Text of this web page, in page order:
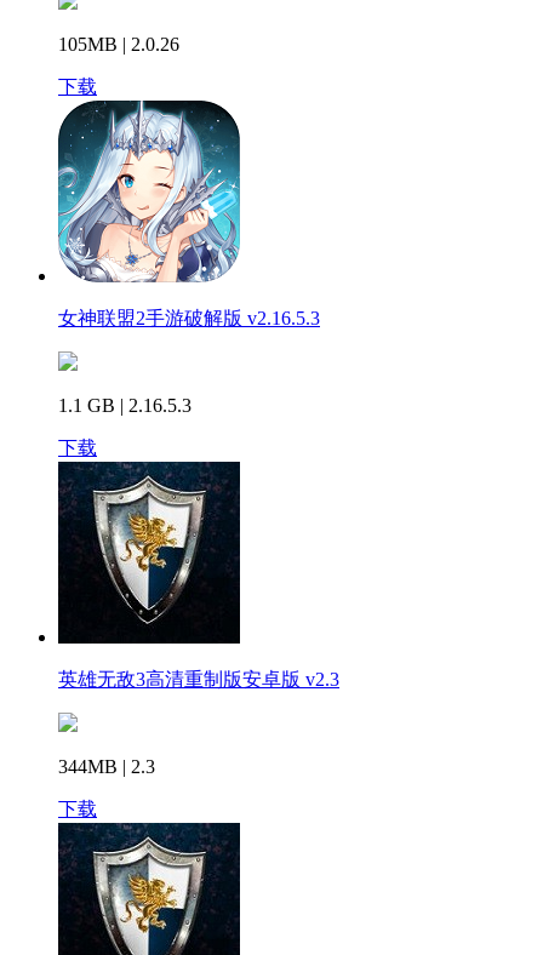
105MB | 2.0.26
下载
女神联盟2手游破解版 v2.16.5.3
1.1 GB | 2.16.5.3
下载
英雄无敌3高清重制版安卓版 v2.3
344MB | 2.3
下载